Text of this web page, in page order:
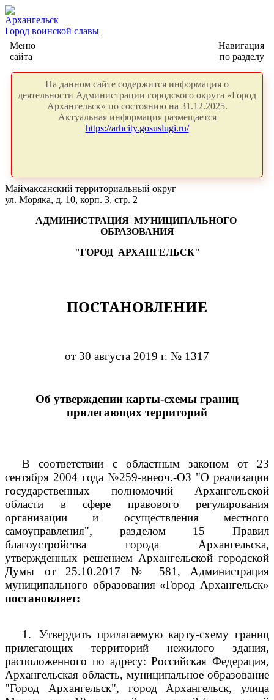
Архангельск
Город воинской славы
Меню
сайта
Навигация
по разделу
На данном сайте содержится информация о
деятельности Администрации городского округа «Город
Архангельск» по состоянию на 31.12.2025.
Актуальная информация размещается
https://arhcity.gosuslugi.ru/
Маймаксанский территориальный округ
ул. Моряка, д. 10, корп. 3, стр. 2
АДМИНИСТРАЦИЯ МУНИЦИПАЛЬНОГО
ОБРАЗОВАНИЯ
"ГОРОД АРХАНГЕЛЬСК"
ПОСТАНОВЛЕНИЕ
от 30 августа 2019 г. № 1317
Об утверждении карты-схемы границ
прилегающих территорий
В соответствии с областным законом от 23
сентября 2004 года №259-внеоч.-ОЗ "О реализации
государственных полномочий Архангельской
области в сфере правового регулирования
организации и осуществления местного
самоуправления", разделом 15 Правил
благоустройства города Архангельска,
утвержденных решением Архангельской городской
Думы от 25.10.2017 № 581, Администрация
муниципального образования «Город Архангельск»
постановляет:
1.
Утвердить прилагаемую карту-схему границ
прилегающих территорий нежилого здания,
расположенного по адресу: Российская Федерация,
Архангельская область, муниципальное образование
"Город Архангельск", город Архангельск, улица